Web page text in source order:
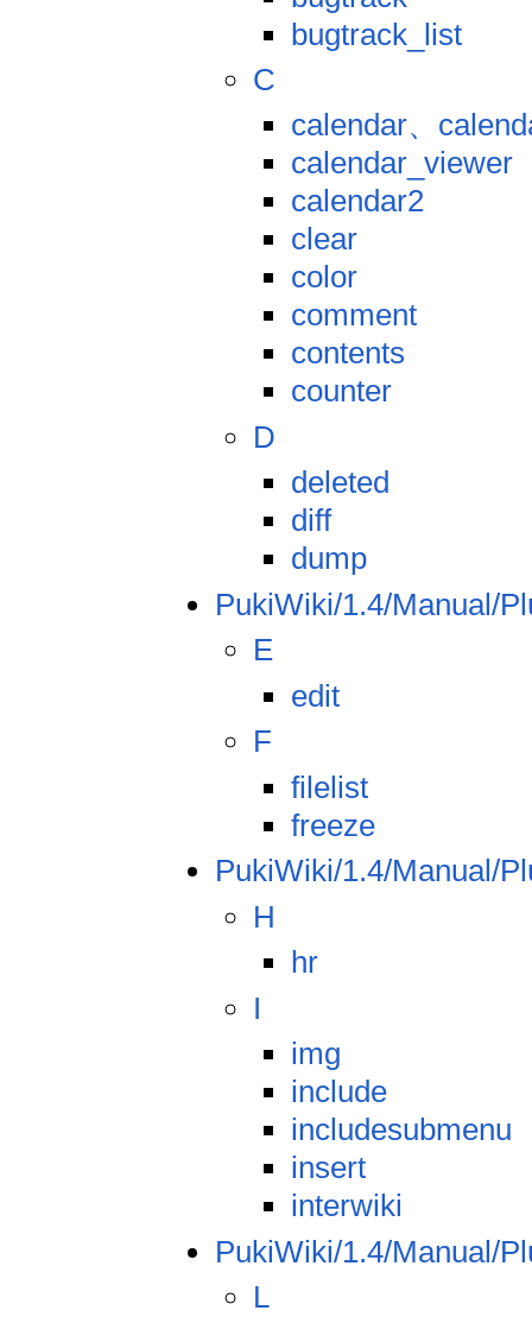
bugtrack_list
C
calendar、
calendar_viewer
calendar2
clear
color
comment
contents
counter
D
deleted
diff
dump
PukiWiki/1.4/Manual/
E
edit
F
filelist
freeze
PukiWiki/1.4/Manual/
H
hr
I
img
include
includesubmenu
insert
interwiki
PukiWiki/1.4/Manual/
L